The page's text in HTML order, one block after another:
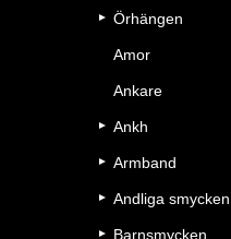
Örhängen
Amor
Ankare
Ankh
Armband
Andliga smycken
Barnsmycken